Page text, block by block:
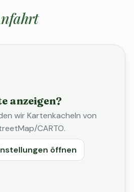
anzeigen?
wir Kartenkacheln von
CARTO.
öffnen